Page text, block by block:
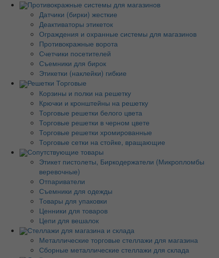
Противокражные системы для магазинов
Датчики (бирки) жесткие
Деактиваторы этикеток
Ограждения и охранные системы для магазинов
Противокражные ворота
Счетчики посетителей
Съемники для бирок
Этикетки (наклейки) гибкие
Решетки Торговые
Корзины и полки на решетку
Крючки и кронштейны на решетку
Торговые решетки белого цвета
Торговые решетки в черном цвете
Торговые решетки хромированные
Торговые сетки на стойке, вращающие
Сопутствующие товары
Этикет пистолеты, Биркодержатели (Микропломбы
веревочные)
Отпариватели
Съемники для одежды
Товары для упаковки
Ценники для товаров
Цепи для вешалок
Стеллажи для магазина и склада
Металлические торговые стеллажи для магазина
Сборные металлические стеллажи для склада